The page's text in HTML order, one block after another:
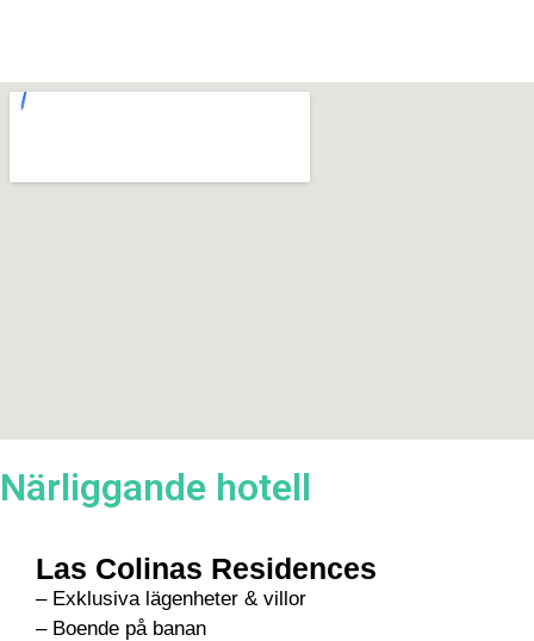
Närliggande hotell
Las Colinas Residences
– Exklusiva lägenheter & villor
– Boende på banan